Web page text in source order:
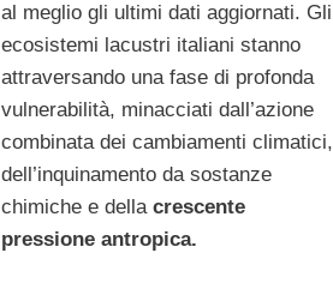
al meglio gli ultimi dati aggiornati. Gli
ecosistemi lacustri italiani stanno
attraversando una fase di profonda
vulnerabilità, minacciati dall’azione
combinata dei cambiamenti climatici,
dell’inquinamento da sostanze
chimiche e della crescente
pressione antropica.